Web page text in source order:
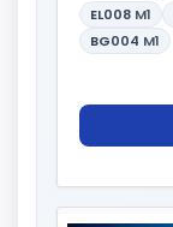
EL008 M1
BG004 M1